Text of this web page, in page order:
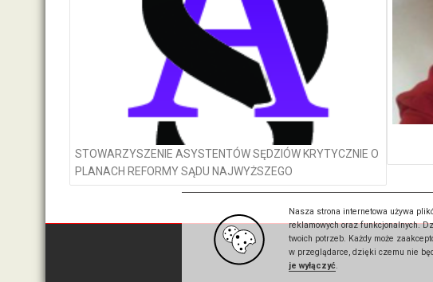
Nasza strona internetowa używa
reklamowych oraz funkcjonalnych.
twoich potrzeb. Każdy może
w przeglądarce, dzięki czemu nie
je wyłączyć.
STOWARZYSZENIE ASYSTENTÓW SĘDZIÓW KRYTYCZNIE O
PLANACH REFORMY SĄDU NAJWYŻSZEGO